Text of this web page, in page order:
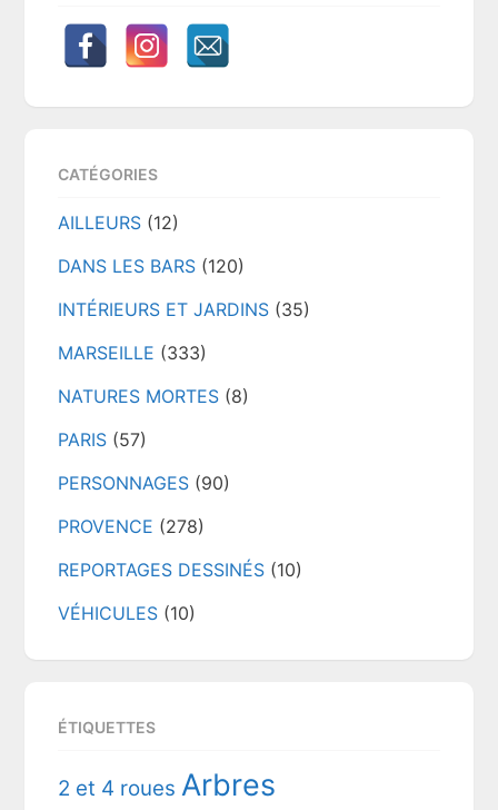
CATÉGORIES
AILLEURS (12)
DANS LES BARS (120)
INTÉRIEURS ET JARDINS (35)
MARSEILLE (333)
NATURES MORTES (8)
PARIS (57)
PERSONNAGES (90)
PROVENCE (278)
REPORTAGES DESSINÉS (10)
VÉHICULES (10)
ÉTIQUETTES
2 et 4 roues Arbres